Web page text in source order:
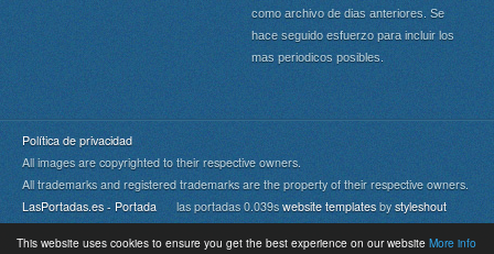
This website uses cookies to ensure you get the best experience on our website More info
como archivo de dias anteriores. Se
hace seguido esfuerzo para incluir los
mas periodicos posibles.
Política de privacidad
All images are copyrighted to their respective owners.
All trademarks and registered trademarks are the property of their respective owners.
LasPortadas.es - Portada las portadas 0.039s website templates by styleshout